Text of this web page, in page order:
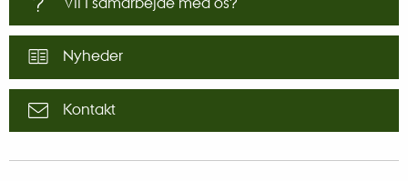
Nyheder
Kontakt